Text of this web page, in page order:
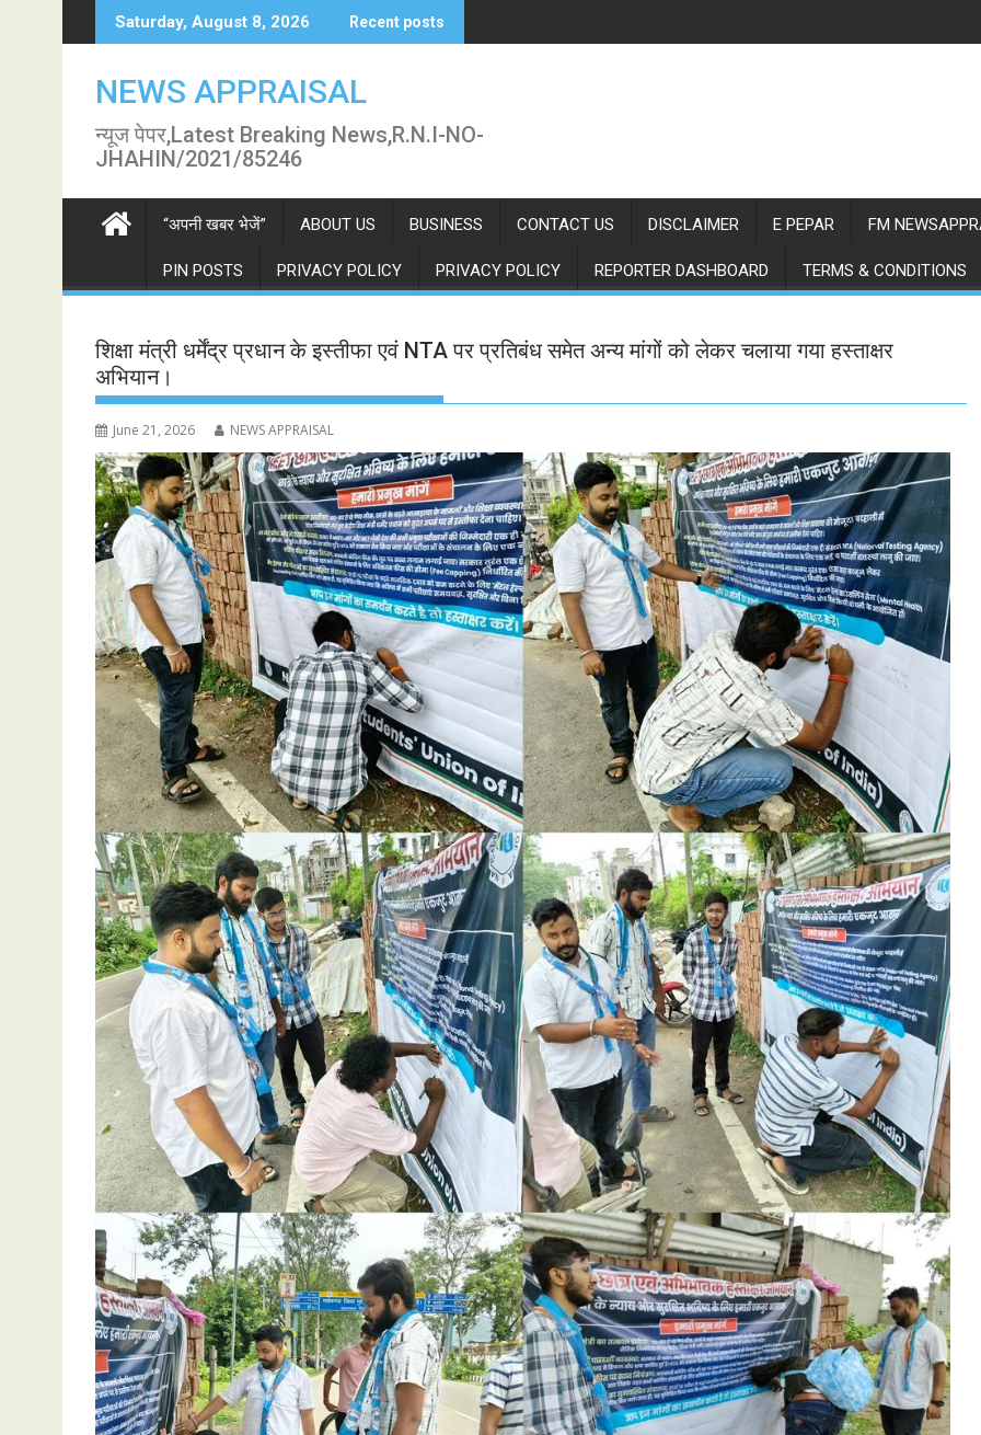
to
Saturday, August 8, 2026 Recent posts
NEWS APPRAISAL
न्यूज पेपर,Latest Breaking News,R.N.I-NO-
JHAHIN/2021/85246
“अपनी खबर भेजें” ABOUT US BUSINESS CONTACT US DISCLAIMER E PEPAR FM
PIN POSTS PRIVACY POLICY PRIVACY POLICY REPORTER DASHBOARD TERMS & CONDITIONS
शिक्षा मंत्री धर्मेंद्र प्रधान के इस्तीफा एवं NTA पर प्रतिबंध समेत अन्य मांगों को लेकर चलाया गया हस्ताक्षर
अभियान।
June 21, 2026 NEWS APPRAISAL